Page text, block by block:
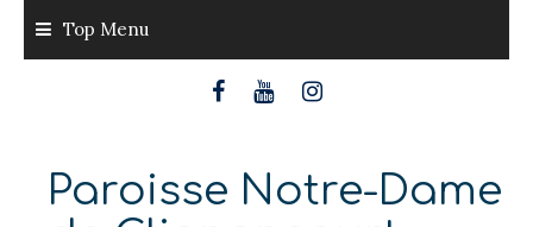
content
Top Menu
Paroisse Notre-Dame